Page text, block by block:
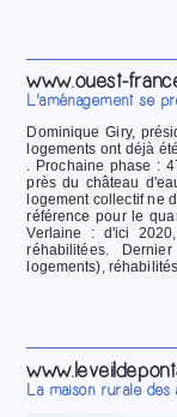
www.ouest-
L'aménagement se
Dominique Giry,
logements ont déjà
. Prochaine phase :
près du château
logement collectif ne
référence pour le
Verlaine : d'ici
réhabilitées.
logements),
La maison rurale